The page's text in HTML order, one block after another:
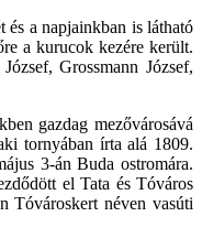
és a napjainkban is látható
a kurucok kezére került.
Grossmann József,
gazdag mezővárosává
tornyában írta alá 1809.
3-án Buda ostromára.
el Tata és Tóváros
Tóvároskert néven vasúti